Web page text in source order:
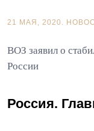
21 МАЯ, 2020.
ВОЗ заявил о
России
Россия.